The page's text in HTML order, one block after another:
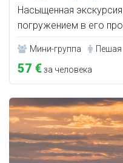
Насыщенная
погружением в его
Мини-группа Пешая
57 €за человека